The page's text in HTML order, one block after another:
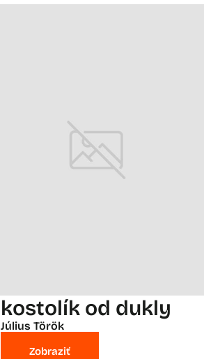
kostolík od dukly
Július Török
Zobraziť